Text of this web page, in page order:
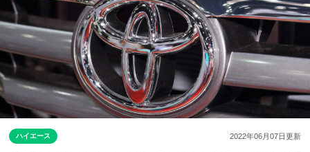
ハイエース 2022年06月07日更新